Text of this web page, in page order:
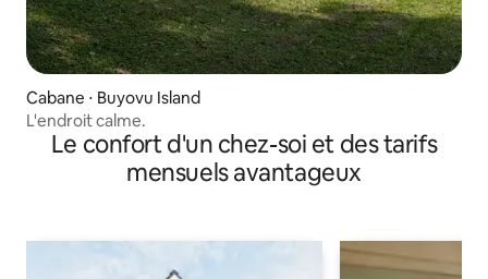
Cabane ⋅ Buyovu Island
L'endroit calme.
Le confort d'un chez-soi et des tarifs
mensuels avantageux